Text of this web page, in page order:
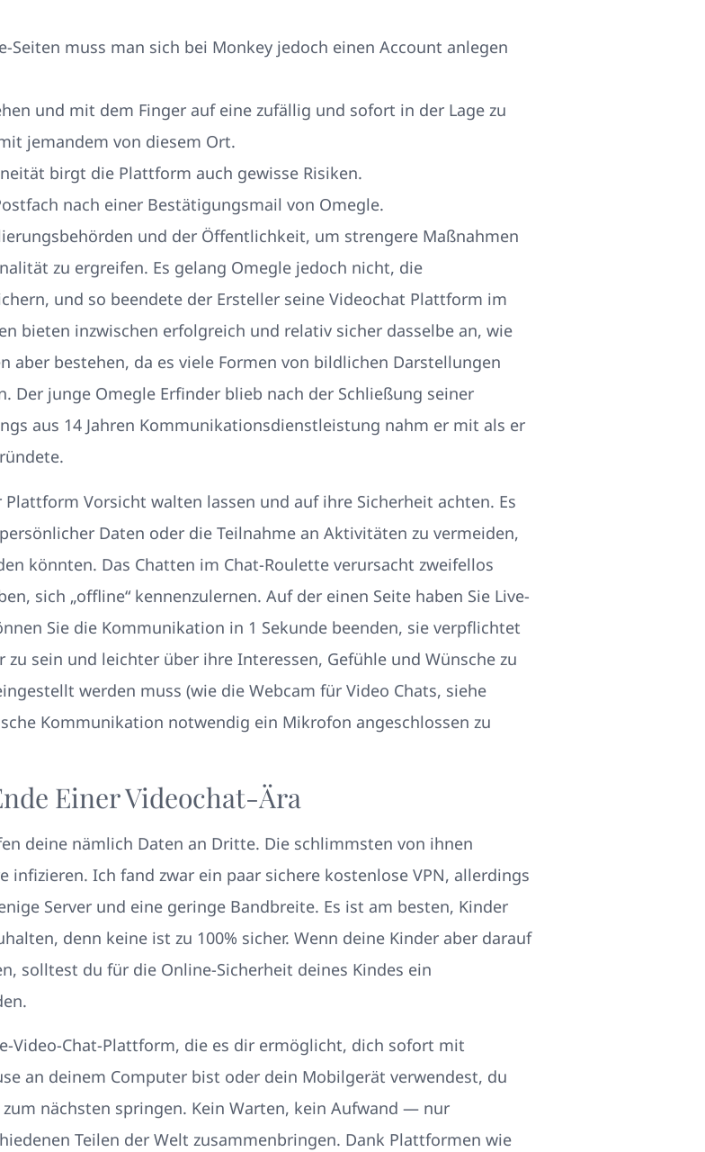
Seiten muss man sich bei Monkey jedoch einen Account anlegen
und mit dem Finger auf eine zufällig und sofort in der Lage zu
jemandem von diesem Ort.
birgt die Plattform auch gewisse Risiken.
nach einer Bestätigungsmail von Omegle.
und der Öffentlichkeit, um strengere Maßnahmen
zu ergreifen. Es gelang Omegle jedoch nicht, die
und so beendete der Ersteller seine Videochat Plattform im
bieten inzwischen erfolgreich und relativ sicher dasselbe an, wie
aber bestehen, da es viele Formen von bildlichen Darstellungen
Der junge Omegle Erfinder blieb nach der Schließung seiner
aus 14 Jahren Kommunikationsdienstleistung nahm er mit als er
Vorsicht walten lassen und auf ihre Sicherheit achten. Es
Daten oder die Teilnahme an Aktivitäten zu vermeiden,
könnten. Das Chatten im Chat-Roulette verursacht zweifellos
sich „offline“ kennenzulernen. Auf der einen Seite haben Sie Live-
Sie die Kommunikation in 1 Sekunde beenden, sie verpflichtet
sein und leichter über ihre Interessen, Gefühle und Wünsche zu
werden muss (wie die Webcam für Video Chats, siehe
Kommunikation notwendig ein Mikrofon angeschlossen zu
Einer Videochat-Ära
deine nämlich Daten an Dritte. Die schlimmsten von ihnen
Ich fand zwar ein paar sichere kostenlose VPN, allerdings
Server und eine geringe Bandbreite. Es ist am besten, Kinder
denn keine ist zu 100% sicher. Wenn deine Kinder aber darauf
solltest du für die Online-Sicherheit deines Kindes ein
Video-Chat-Plattform, die es dir ermöglicht, dich sofort mit
an deinem Computer bist oder dein Mobilgerät verwendest, du
nächsten springen. Kein Warten, kein Aufwand — nur
Teilen der Welt zusammenbringen. Dank Plattformen wie